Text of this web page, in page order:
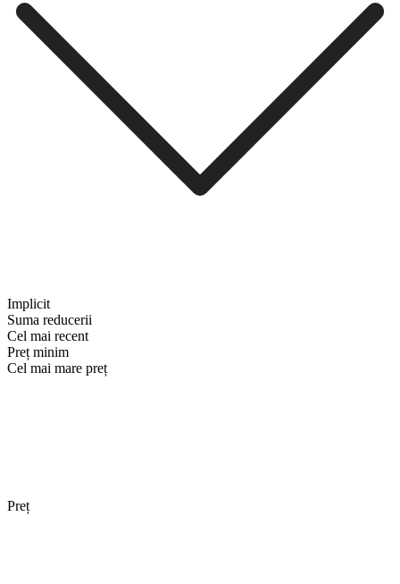
Implicit
Suma reducerii
Cel mai recent
Preț minim
Cel mai mare preț
Preț